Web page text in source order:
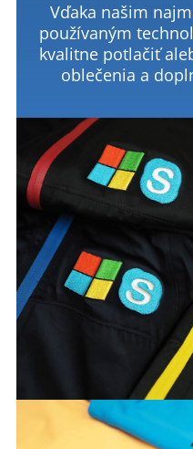
Vďaka našim
používaným
kvalitne potlačiť
oblečenia a